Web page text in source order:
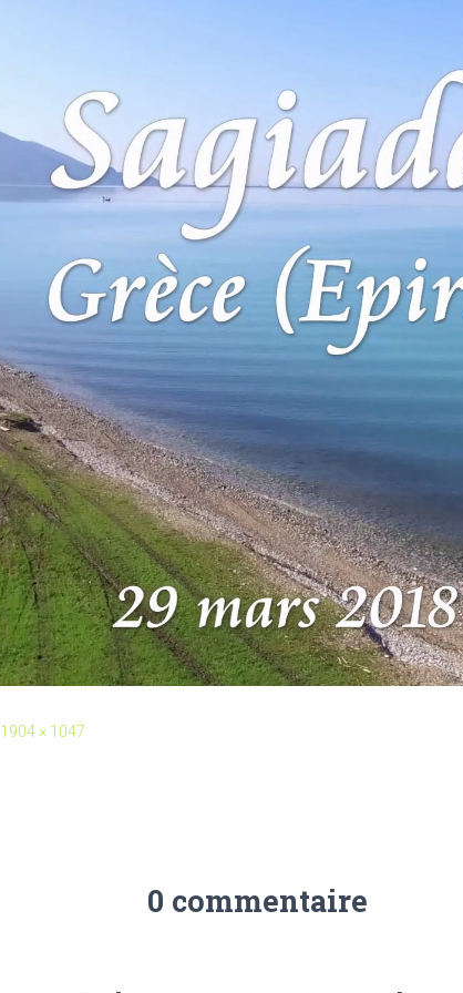
1904 × 1047
0 commentaire